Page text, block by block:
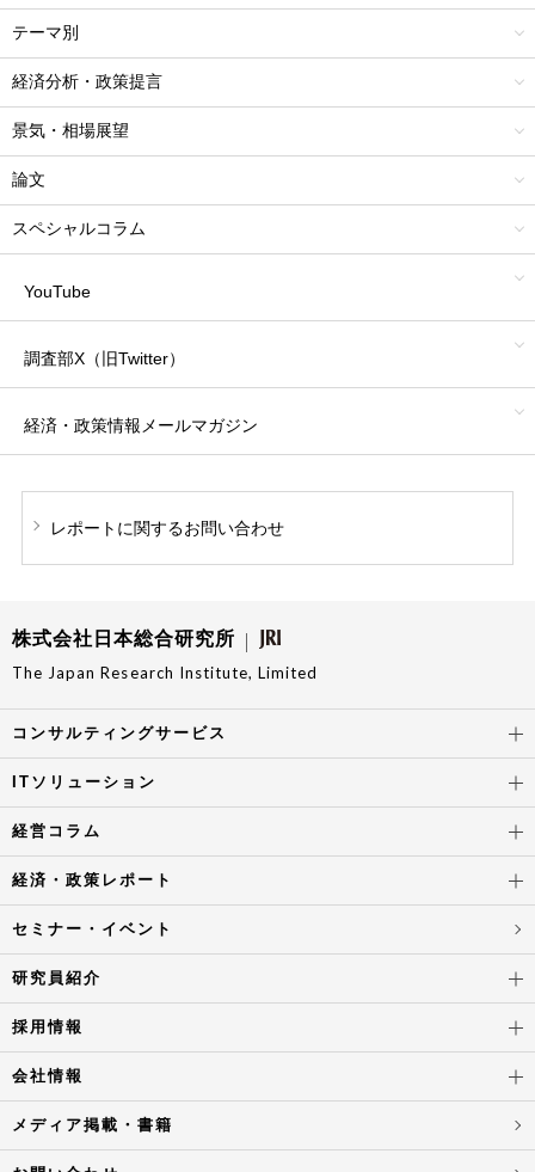
テーマ別
経済分析・政策提言
景気・相場展望
論文
スペシャルコラム
YouTube
調査部X（旧Twitter）
経済・政策情報 メールマガジン
レポートに関するお問い合わせ
株式会社日本総合研究所
The Japan Research Institute, Limited
コンサルティングサービス
ITソリューション
経営コラム
経済・政策レポート
セミナー・イベント
研究員紹介
採用情報
会社情報
メディア掲載・書籍